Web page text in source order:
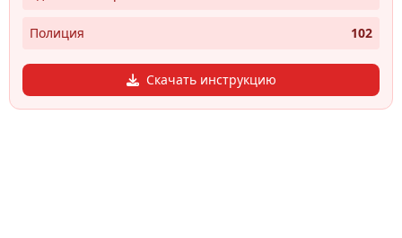
Полиция 102
Скачать инструкцию